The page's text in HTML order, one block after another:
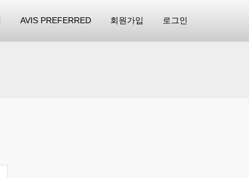
AVIS PREFERRED 회원가입 로그인